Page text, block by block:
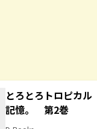
とろとろトロピカ
記憶。 第2巻